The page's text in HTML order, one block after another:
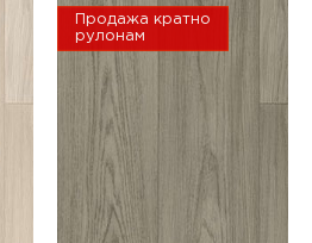
Продажа кратно
рулонам